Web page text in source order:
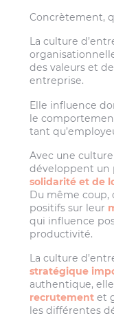
Concrètement,
La culture
des valeurs et
entreprise.
Elle influence
le
tant
Avec une
développent un
solidarité et de
Du même coup,
positifs sur leur
qui influence
productivité.
La culture
stratégique
authentique,
recrutement et
les différentes